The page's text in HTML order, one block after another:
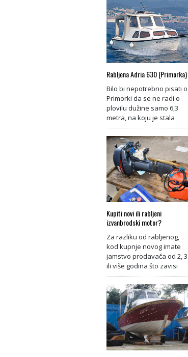
Rabljena Adria 630 (Primorka)
Bilo bi nepotrebno pisati o
Primorki da se ne radi o
plovilu dužine samo 6,3
metra, na koju je stala
Kupiti novi ili rabljeni
izvanbrodski motor?
Za razliku od rabljenog,
kod kupnje novog imate
jamstvo prodavača od 2, 3
ili više godina što zavisi